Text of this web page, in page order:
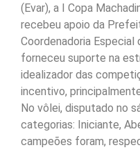
(Evar), a I Copa
recebeu apoio da
Coordenadoria
forneceu suporte na
idealizador das
incentivo,
No vôlei, disputado no
categorias: Iniciante,
campeões foram,